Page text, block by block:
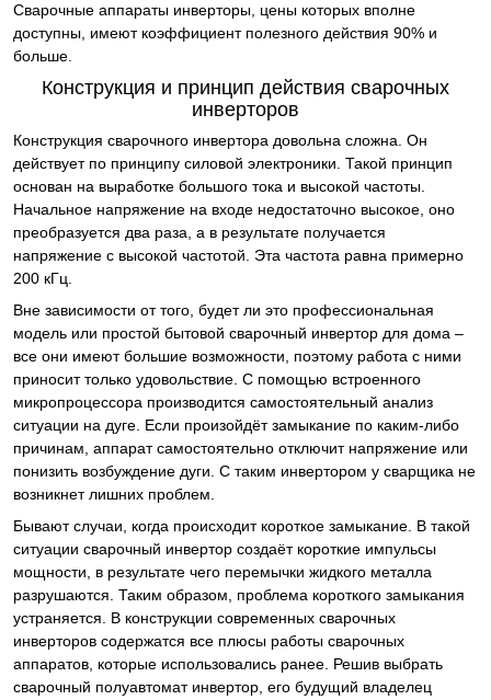
Сварочные аппараты инверторы, цены которых вполне
доступны, имеют коэффициент полезного действия 90% и
больше.
Конструкция и принцип действия сварочных
инверторов
Конструкция сварочного инвертора довольна сложна. Он
действует по принципу силовой электроники. Такой принцип
основан на выработке большого тока и высокой частоты.
Начальное напряжение на входе недостаточно высокое, оно
преобразуется два раза, а в результате получается
напряжение с высокой частотой. Эта частота равна примерно
200 кГц.
Вне зависимости от того, будет ли это профессиональная
модель или простой бытовой сварочный инвертор для дома –
все они имеют большие возможности, поэтому работа с ними
приносит только удовольствие. С помощью встроенного
микропроцессора производится самостоятельный анализ
ситуации на дуге. Если произойдёт замыкание по каким-либо
причинам, аппарат самостоятельно отключит напряжение или
понизить возбуждение дуги. С таким инвертором у сварщика не
возникнет лишних проблем.
Бывают случаи, когда происходит короткое замыкание. В такой
ситуации сварочный инвертор создаёт короткие импульсы
мощности, в результате чего перемычки жидкого металла
разрушаются. Таким образом, проблема короткого замыкания
устраняется. В конструкции современных сварочных
инверторов содержатся все плюсы работы сварочных
аппаратов, которые использовались ранее. Решив выбрать
сварочный полуавтомат инвертор, его будущий владелец